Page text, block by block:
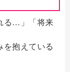
る…」「将来
抱えている